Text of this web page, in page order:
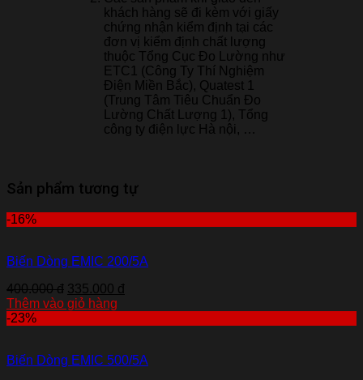
khách hàng sẽ đi kèm với giấy
chứng nhận kiểm định tại các
đơn vị kiểm định chất lượng
thuộc Tổng Cục Đo Lường như
ETC1 (Công Ty Thí Nghiệm
Điện Miền Bắc), Quatest 1
(Trung Tâm Tiêu Chuẩn Đo
Lường Chất Lượng 1), Tổng
công ty điện lực Hà nội, …
Sản phẩm tương tự
-16%
Biến Dòng EMIC 200/5A
400.000 đ 335.000 đ
Thêm vào giỏ hàng
-23%
Biến Dòng EMIC 500/5A